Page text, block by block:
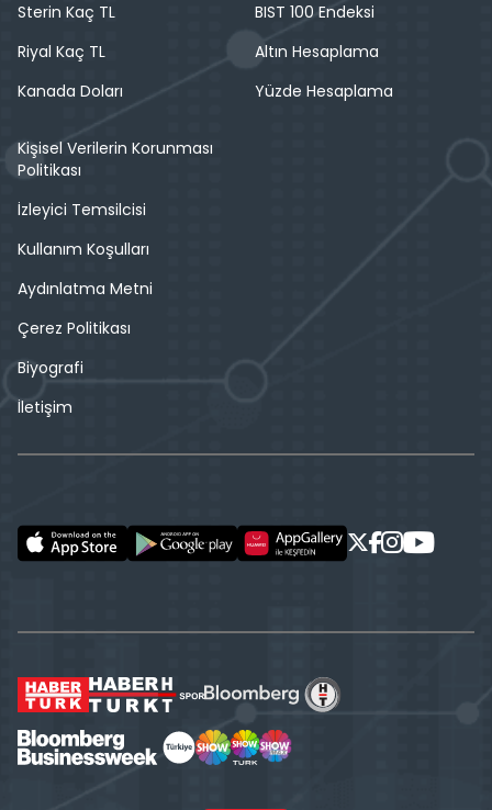
Sterin Kaç TL
Riyal Kaç TL
Kanada Doları
BIST 100 Endeksi
Altın Hesaplama
Yüzde Hesaplama
Kişisel Verilerin Korunması
Politikası
İzleyici Temsilcisi
Kullanım Koşulları
Aydınlatma Metni
Çerez Politikası
Biyografi
İletişim